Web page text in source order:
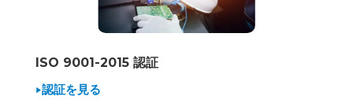
ISO 9001-2015 認証
認証を見る